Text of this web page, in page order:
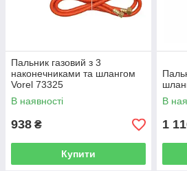
Пальник газовий з 3
наконечниками та шлангом
Vorel 73325
В наявності
938 ₴
Купити
В
1